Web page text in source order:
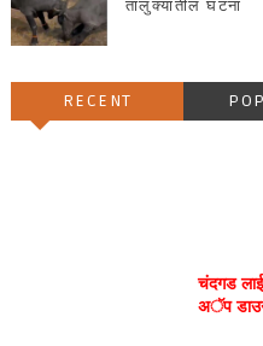
तालुक्यातील घटना
RECENT
चंदगड
अॅप